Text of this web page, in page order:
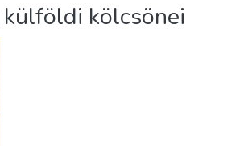
kölcsönei